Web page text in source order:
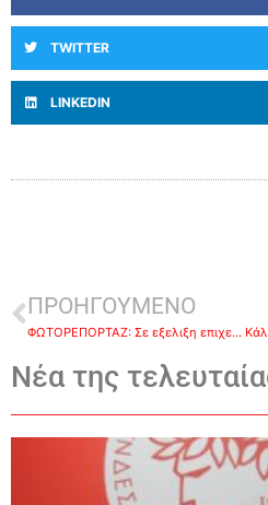
TWITTER
LINKEDIN
ΠΡΟΗΓΟΥΜΕΝΟ
ΦΩΤΟΡΕΠΟΡΤΑΖ: Σε εξελιξη επιχείρηση απολύμανσης στη Νέα Κίο και Λαλουκα απο τον Δημο Αργους Μυκηνων
Νέα της